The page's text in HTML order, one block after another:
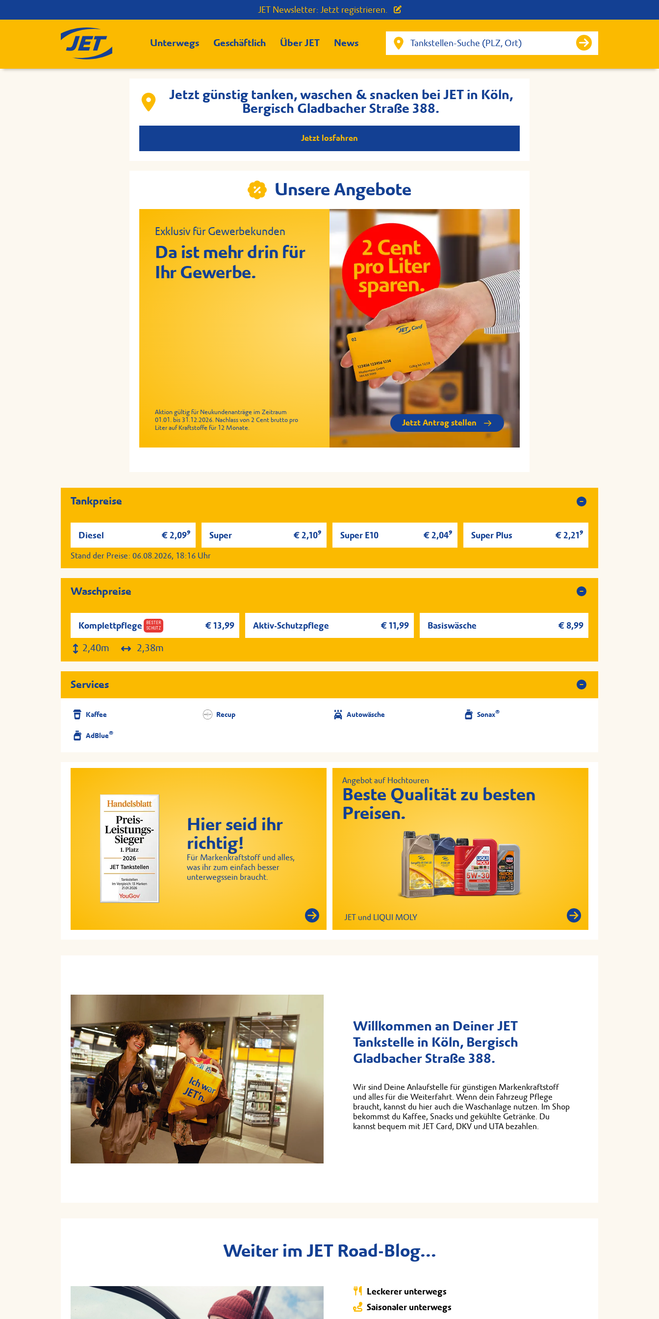
JET Newsletter: Jetzt registrieren.
Unterwegs Geschäftlich Über JET News
Jetzt günstig tanken, waschen & snacken bei JET in Köln,
Bergisch Gladbacher Straße 388.
Jetzt losfahren
Unsere Angebote
Exklusiv für Gewerbekunden
Da ist mehr drin für
Ihr Gewerbe.
Aktion gültig für Neukundenanträge im Zeitraum
01.01. bis 31.12.2026. Nachlass von 2 Cent brutto pro
Liter auf Kraftstoffe für 12 Monate.
Jetzt Antrag stellen
Tankpreise
Diesel € 2,099 Super € 2,109 Super E10 € 2,049 Super Plus € 2,21 9
Stand der Preise: 06.08.2026, 18:16 Uhr
Waschpreise
Komplettpflege
BESTER
SCHUTZ
€ 13,99 Aktiv-Schutzpflege € 11,99 Basiswäsche € 8,99
2,40m 2,38m
Services
Kaffee Recup Autowäsche Sonax®
AdBlue®
Hier seid ihr
richtig!
Für Markenkraftstoff und alles,
was ihr zum einfach besser
unterwegssein braucht.
Angebot auf Hochtouren
Beste Qualität zu besten
Preisen.
JET und LIQUI MOLY
Willkommen an Deiner JET
Tankstelle in Köln, Bergisch
Gladbacher Straße 388.
Wir sind Deine Anlaufstelle für günstigen Markenkraftstoff
und alles für die Weiterfahrt. Wenn dein Fahrzeug Pflege
braucht, kannst du hier auch die Waschanlage nutzen. Im Shop
bekommst du Kaffee, Snacks und gekühlte Getränke. Du
kannst bequem mit JET Card, DKV und UTA bezahlen.
Weiter im JET Road-Blog...
Leckerer unterwegs
Saisonaler unterwegs